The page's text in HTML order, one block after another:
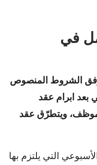
في
الشروط المنصوص
بعد ابرام عقد
ويتطرّق عقد
التي يلتزم بها